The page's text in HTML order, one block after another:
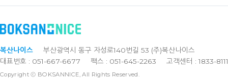
복산나이스
부산광역시 동구 자성로140번길 53 (주)복산나이스
대표번호 : 051-667-6677
팩스 : 051-645-2263 고객센터 : 1833-8111
Copyright ⓒ BOKSANNICE, All Rights Reserved.